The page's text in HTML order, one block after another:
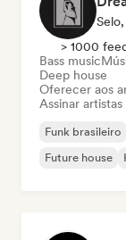
> 1000
Bass music
Deep house
Oferecer aos
Assinar
Funk brasileiro
Future house